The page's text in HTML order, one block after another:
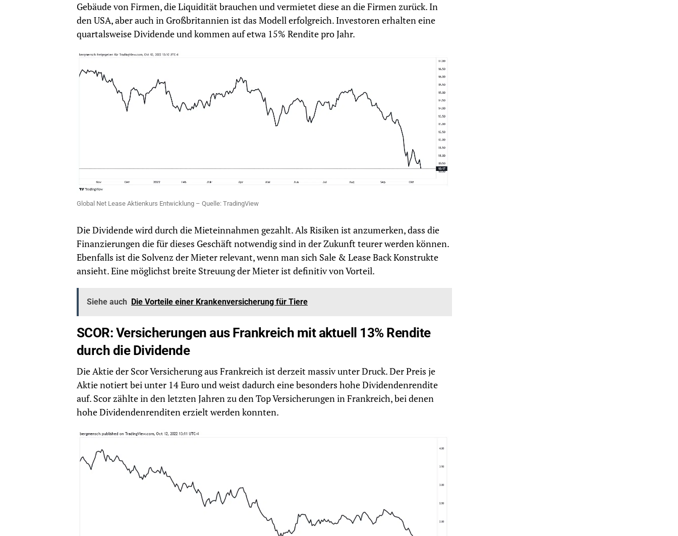
Gebäude von Firmen, die Liquidität brauchen und vermietet diese an die Firmen zurück. In
den USA, aber auch in Großbritannien ist das Modell erfolgreich. Investoren erhalten eine
quartalsweise Dividende und kommen auf etwa 15% Rendite pro Jahr.
Global Net Lease Aktienkurs Entwicklung – Quelle: TradingView
Die Dividende wird durch die Mieteinnahmen gezahlt. Als Risiken ist anzumerken, dass die
Finanzierungen die für dieses Geschäft notwendig sind in der Zukunft teurer werden können.
Ebenfalls ist die Solvenz der Mieter relevant, wenn man sich Sale & Lease Back Konstrukte
ansieht. Eine möglichst breite Streuung der Mieter ist definitiv von Vorteil.
Siehe auch Die Vorteile einer Krankenversicherung für Tiere
SCOR: Versicherungen aus Frankreich mit aktuell 13% Rendite
durch die Dividende
Die Aktie der Scor Versicherung aus Frankreich ist derzeit massiv unter Druck. Der Preis je
Aktie notiert bei unter 14 Euro und weist dadurch eine besonders hohe Dividendenrendite
auf. Scor zählte in den letzten Jahren zu den Top Versicherungen in Frankreich, bei denen
hohe Dividendenrenditen erzielt werden konnten.